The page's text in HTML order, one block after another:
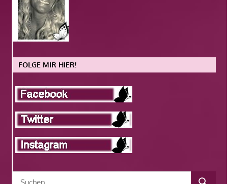
FOLGE MIR HIER!